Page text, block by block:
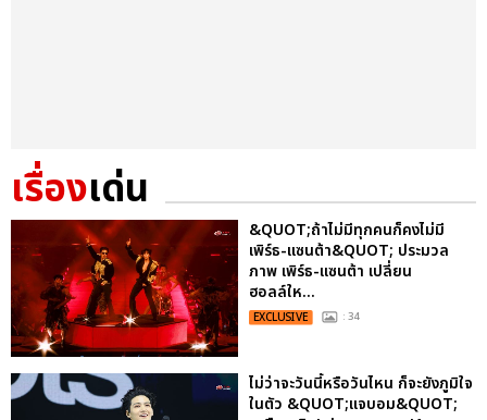
เรื่องเด่น
&QUOT;ถ้าไม่มีทุกคนก็คงไม่มี
เพิร์ธ-แซนต้า&QUOT; ประมวล
ภาพ เพิร์ธ-แซนต้า เปลี่ยน
ฮอลล์ให...
EXCLUSIVE : 34
ไม่ว่าจะวันนี้หรือวันไหน ก็จะยังภูมิใจ
ในตัว &QUOT;แจบอม&QUOT;